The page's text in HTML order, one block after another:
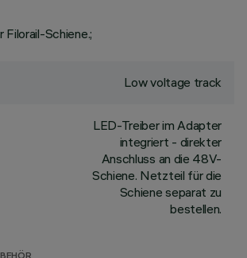
Schiene.;
Low voltage track
LED-Treiber im Adapter
integriert - direkter
Anschluss an die 48V-
Schiene. Netzteil für die
Schiene separat zu
bestellen.